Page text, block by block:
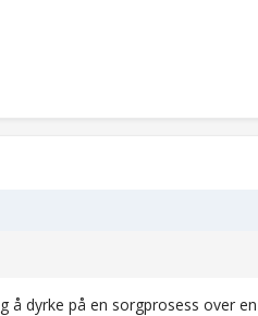
å dyrke på en sorgprosess over